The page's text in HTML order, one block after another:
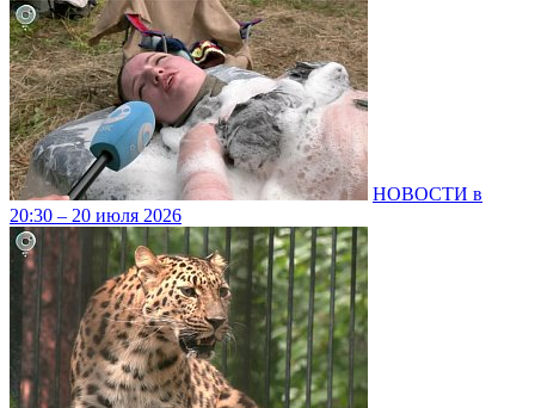
НОВОСТИ в
20:30 – 20 июля 2026